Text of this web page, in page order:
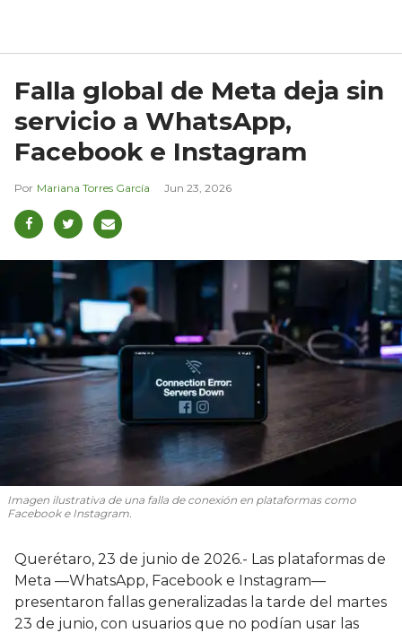
Falla global de Meta deja sin
servicio a WhatsApp,
Facebook e Instagram
Mariana Torres García Jun 23, 2026
Imagen ilustrativa de una falla de conexión en plataformas como
Facebook e Instagram.
Querétaro, 23 de junio de 2026.- Las plataformas de
Meta —WhatsApp, Facebook e Instagram—
presentaron fallas generalizadas la tarde del martes
23 de junio, con usuarios que no podían usar las